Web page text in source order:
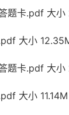
题卡.pdf 大
大小
题卡.pdf 大小
大小 11.14M